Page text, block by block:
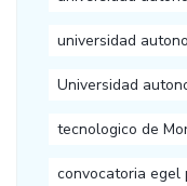
universidad
Universidad
tecnologico de
convocatoria egel